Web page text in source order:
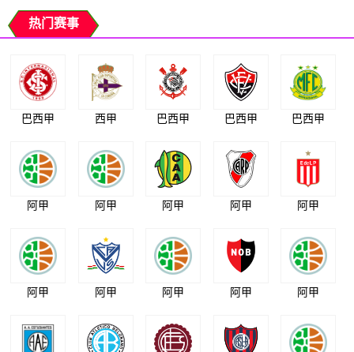
热门赛事
巴西甲 西甲 巴西甲 巴西甲 巴西甲
阿甲 阿甲 阿甲 阿甲 阿甲
阿甲 阿甲 阿甲 阿甲 阿甲